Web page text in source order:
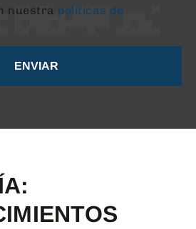
nuestra políticas de
ENVIAR